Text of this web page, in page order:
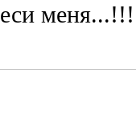
меня...!!!